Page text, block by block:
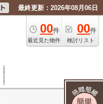
最終更新：2026年08月06日
00件
最近見た物件
00件
検討リスト